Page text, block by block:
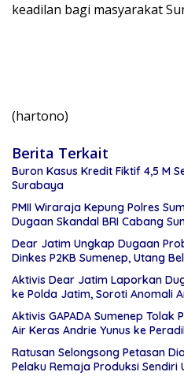
keadilan bagi masyarakat
(hartono)
Berita Terkait
Buron Kasus Kredit Fiktif 4,5 M
Surabaya
PMII Wiraraja Kepung Polres
Dugaan Skandal BRI Cabang
Dear Jatim Ungkap Dugaan
Dinkes P2KB Sumenep, Utang
Aktivis Dear Jatim Laporkan
ke Polda Jatim, Soroti Anomali
Aktivis GAPADA Sumenep
Air Keras Andrie Yunus ke
Ratusan Selongsong Petasan
Pelaku Remaja Produksi Sendiri